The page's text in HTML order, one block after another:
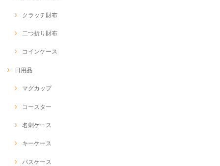
クラッチ財布
二つ折り財布
コインケース
日用品
マグカップ
コースター
名刺ケース
キーケース
パスケース